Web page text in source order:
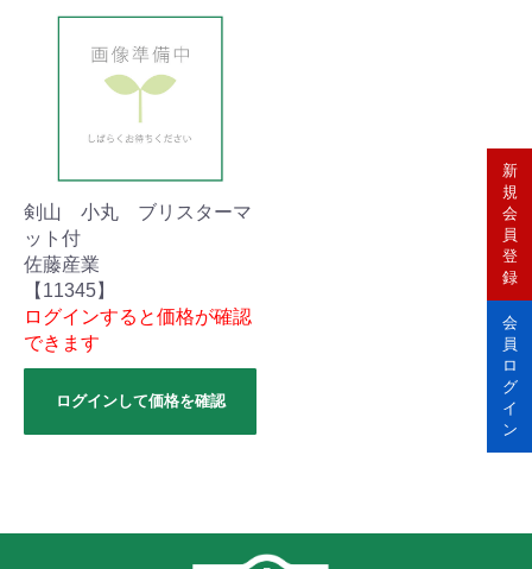
剣山 小丸 ブリスターマ
ット付
佐藤産業
【11345】
ログインすると価格が確認
できます
ログインして価格を確認
新
規
会
員
登
録
会
員
ロ
グ
イ
ン